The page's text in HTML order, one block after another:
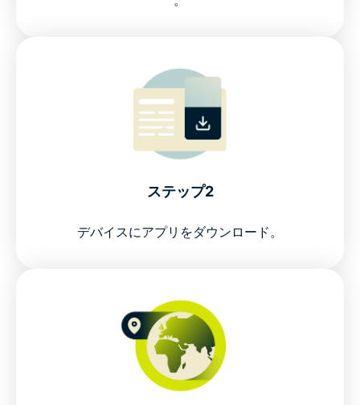
セルビアのインターネットユーザーがExpressVPNを
信頼する理由をご確認ください
ステップ2
デバイスにアプリをダウンロード。